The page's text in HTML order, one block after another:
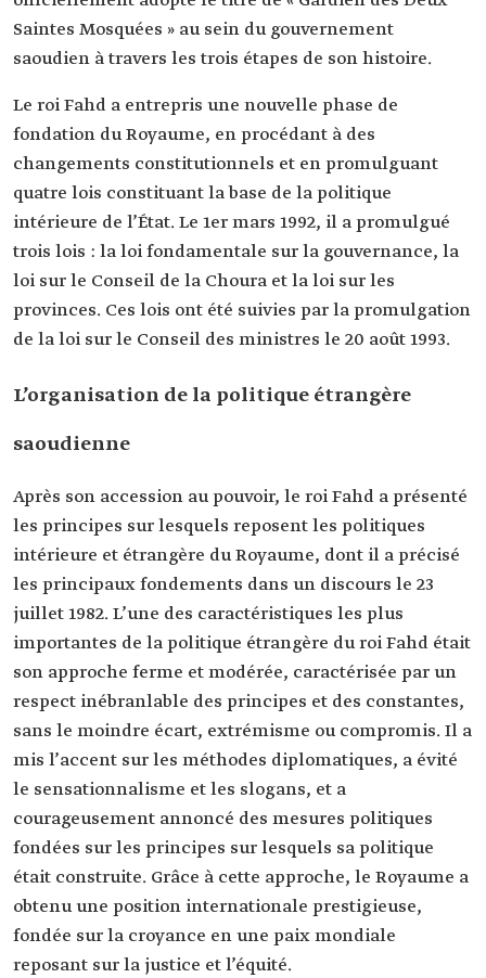
Saintes Mosquées » au sein du gouvernement
saoudien à travers les trois étapes de son histoire.
Le roi Fahd a entrepris une nouvelle phase de
fondation du Royaume, en procédant à des
changements constitutionnels et en promulguant
quatre lois constituant la base de la politique
intérieure de l’État. Le 1er mars 1992, il a promulgué
trois lois : la loi fondamentale sur la gouvernance, la
loi sur le Conseil de la Choura et la loi sur les
provinces. Ces lois ont été suivies par la promulgation
de la loi sur le Conseil des ministres le 20 août 1993.
L’organisation de la politique étrangère
saoudienne
Après son accession au pouvoir, le roi Fahd a présenté
les principes sur lesquels reposent les politiques
intérieure et étrangère du Royaume, dont il a précisé
les principaux fondements dans un discours le 23
juillet 1982. L’une des caractéristiques les plus
importantes de la politique étrangère du roi Fahd était
son approche ferme et modérée, caractérisée par un
respect inébranlable des principes et des constantes,
sans le moindre écart, extrémisme ou compromis. Il a
mis l’accent sur les méthodes diplomatiques, a évité
le sensationnalisme et les slogans, et a
courageusement annoncé des mesures politiques
fondées sur les principes sur lesquels sa politique
était construite. Grâce à cette approche, le Royaume a
obtenu une position internationale prestigieuse,
fondée sur la croyance en une paix mondiale
reposant sur la justice et l’équité.